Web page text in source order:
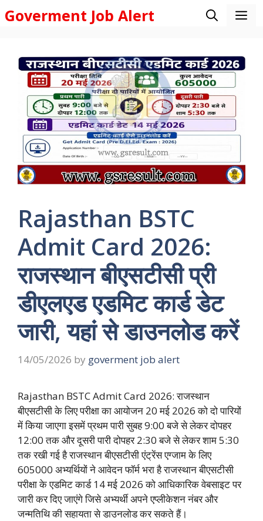
toGoverment Job Alert
Rajasthan BSTC
Admit Card 2026:
राजस्थान बीएसटीसी प्री
डीएलएड एडमिट कार्ड डेट
जारी, यहां से डाउनलोड करें
14/05/2026 by goverment job alert
Rajasthan BSTC Admit Card 2026: राजस्थान
बीएसटीसी के लिए परीक्षा का आयोजन 20 मई 2026 को दो पारियों
में किया जाएगा इसमें प्रथम पारी सुबह 9:00 बजे से लेकर दोपहर
12:00 तक और दूसरी पारी दोपहर 2:30 बजे से लेकर शाम 5:30
तक रखी गई है राजस्थान बीएसटीसी एंट्रेंस एग्जाम के लिए
605000 अभ्यर्थियों ने आवेदन फॉर्म भरा है राजस्थान बीएसटीसी
परीक्षा के एडमिट कार्ड 14 मई 2026 को आधिकारिक वेबसाइट पर
जारी कर दिए जाएंगे जिसे अभ्यर्थी अपने एप्लीकेशन नंबर और
जन्मतिथि की सहायता से डाउनलोड कर सकते हैं।